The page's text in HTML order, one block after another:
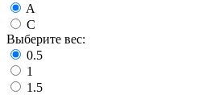
A
C
Выберите вес:
0.5
1
1.5